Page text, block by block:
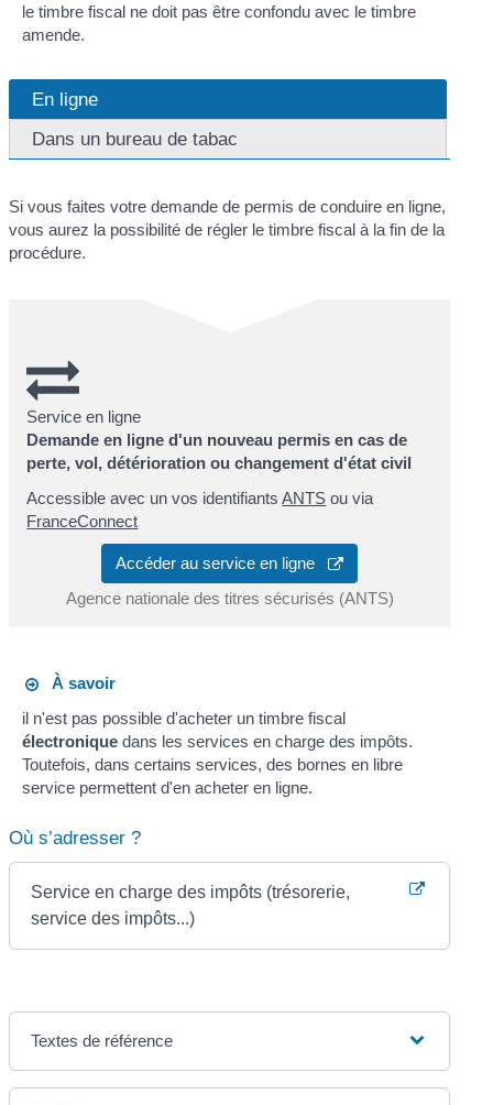
le timbre fiscal ne doit pas être confondu avec le timbre
amende.
En ligne
Dans un bureau de tabac
Si vous faites votre demande de permis de conduire en ligne,
vous aurez la possibilité de régler le timbre fiscal à la fin de la
procédure.
Service en ligne
Demande en ligne d'un nouveau permis en cas de
perte, vol, détérioration ou changement d'état civil
Accessible avec un vos identifiantsANTS ou via
FranceConnect
Accéder au service en ligne
Agence nationale des titres sécurisés (ANTS)
À savoir
il n'est pas possible d'acheter un timbre fiscal
électroniquedans les services en charge des impôts.
Toutefois, dans certains services, des bornes en libre
service permettent d'en acheter en ligne.
Où s’adresser ?
Service en charge des impôts (trésorerie,
service des impôts...)
Textes de référence